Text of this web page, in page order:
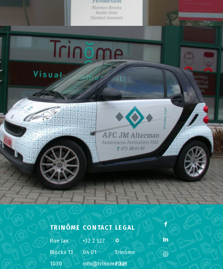
TRINÔME
Rue Jan
Blockx 13
1030
CONTACT
+32 2 527
04 01
info@trinome.be
LEGAL
©
Trinôme
2023